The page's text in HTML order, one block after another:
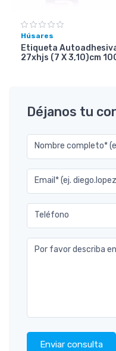
Húsares
Etiqueta
27xhjs (7 X 3,10)cm
Déjanos tu
Nombre completo*
Email* (ej.
Teléfono
Por favor describa
Enviar consulta